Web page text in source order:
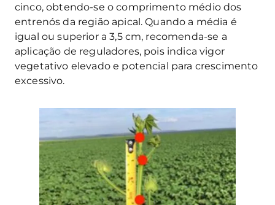
cinco, obtendo-se o comprimento médio dos
entrenós da região apical. Quando a média é
igual ou superior a 3,5 cm, recomenda-se a
aplicação de reguladores, pois indica vigor
vegetativo elevado e potencial para crescimento
excessivo.